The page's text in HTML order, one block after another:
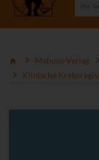
Mabuse-Verlag
Klinische